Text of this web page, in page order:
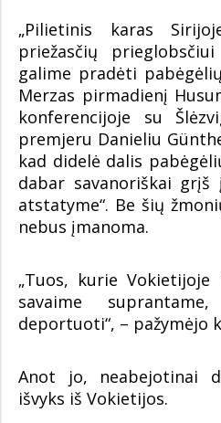
„Pilietinis karas
priežasčių
galime pradėti
Merzas pirmadienį
konferencijoje su
premjeru Danieliu
kad didelė dalis
dabar savanoriškai
atstatyme“. Be šių
nebus įmanoma.
„Tuos, kurie
savaime
deportuoti“, – pažymėjo
Anot jo, neabejotinai
išvyks iš Vokietijos.